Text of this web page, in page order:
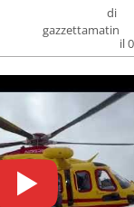
di
gazzettamatin
il